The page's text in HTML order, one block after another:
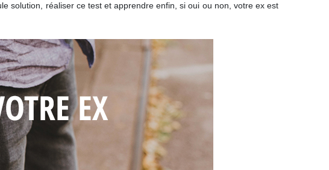
solution, réaliser ce test et apprendre enfin, si oui ou non, votre ex est